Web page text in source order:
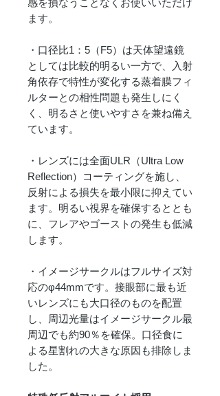
ます。
・口径比1：5（F5）は天体望遠鏡
としては比較的明るい一方で、入射
角依存で特性が変化する蒸着膜フィ
ルターとの相性問題も発生しにく
く、明るさと使いやすさを兼ね備え
ています。
・レンズには全面ULR（Ultra Low
Reflection）コーティングを施し、
反射による損失を最小限に抑えてい
ます。明るい視界を確保するととも
に、フレアやゴーストの発生も低減
します。
・イメージサークルはフルサイズ対
応のφ44mmです。接眼部に最も近
いレンズにも大口径のものを配置
し、周辺光量はイメージサークル最
周辺でも約90％を確保。口径食に
よる星割れの大きな原因も排除しま
した。